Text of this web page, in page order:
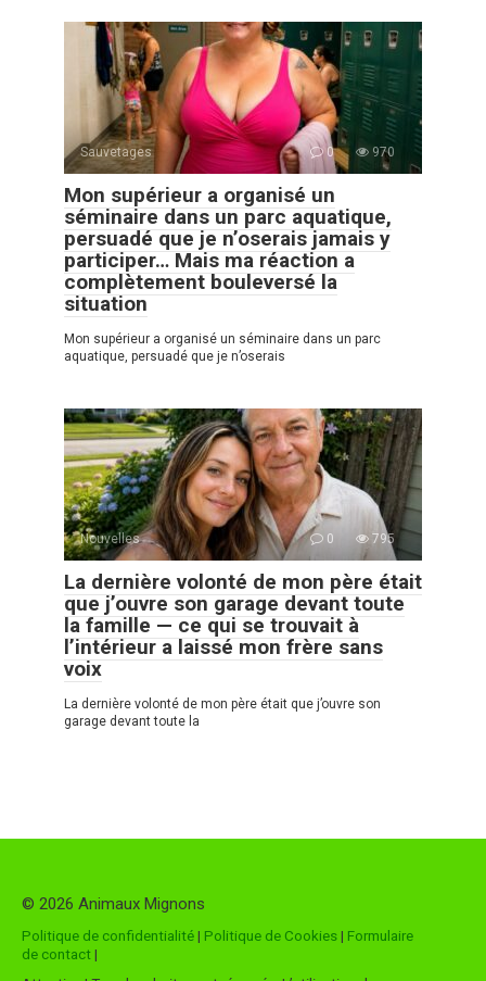
Sauvetages 0 970
Mon supérieur a organisé un
séminaire dans un parc aquatique,
persuadé que je n’oserais jamais y
participer… Mais ma réaction a
complètement bouleversé la
situation
Mon supérieur a organisé un séminaire dans un parc
aquatique, persuadé que je n’oserais
Nouvelles 0 795
La dernière volonté de mon père était
que j’ouvre son garage devant toute
la famille — ce qui se trouvait à
l’intérieur a laissé mon frère sans
voix
La dernière volonté de mon père était que j’ouvre son
garage devant toute la
© 2026 Animaux Mignons
Politique de confidentialité| Politique de Cookies| Formulaire
de contact|